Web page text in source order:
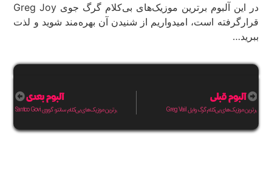
در این آلبوم برترین موزیک‌های بی‌کلام گرگ جوی Greg Joy
قرارگرفته است، امیدواریم از شنیدن آن بهره‌مند شوید و لذت
ببرید…
آلبوم قبلی
برترین موزیک‌های بی‌کلام گرگ وایل Greg Vail
آلبوم بعدی
برترین موزیک‌های بی‌کلام سانتو گووی Santoo Govi